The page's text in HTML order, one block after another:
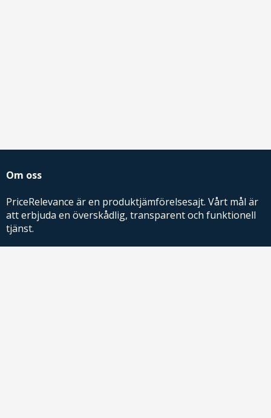
Om oss
PriceRelevance är en produktjämförelsesajt. Vårt mål är
att erbjuda en överskådlig, transparent och funktionell
tjänst.
PriceRelevance ägs och drivs av AdRelevance Sverige AB.